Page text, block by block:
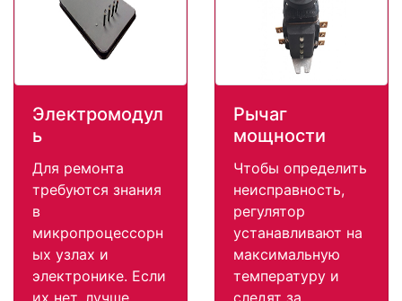
Электромодул
ь
Для ремонта
требуются знания
в
микропроцессорн
ых узлах и
электронике. Если
Рычаг
мощности
Чтобы определить
неисправность,
регулятор
устанавливают на
максимальную
температуру и